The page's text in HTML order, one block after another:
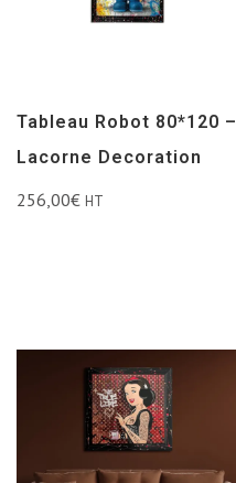
Tableau Robot 80*120 –
Lacorne Decoration
256,00€ HT